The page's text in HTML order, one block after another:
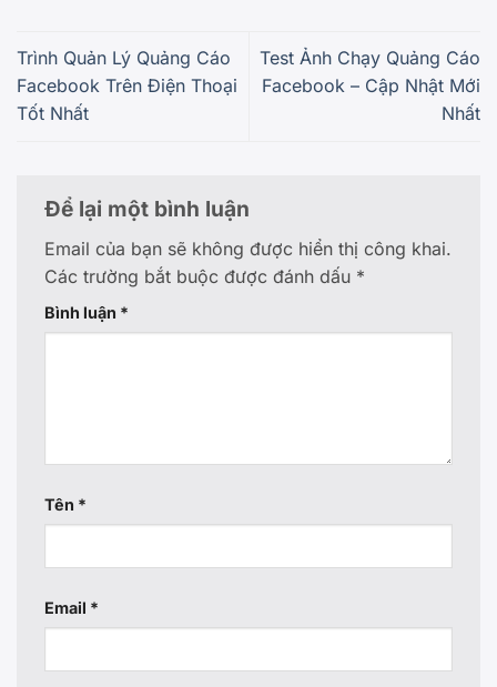
Trình Quản Lý Quảng Cáo
Facebook Trên Điện Thoại
Tốt Nhất
Test Ảnh Chạy Quảng Cáo
Facebook – Cập Nhật Mới
Nhất
Để lại một bình luận
Email của bạn sẽ không được hiển thị công khai.
Các trường bắt buộc được đánh dấu *
Bình luận *
Tên *
Email *